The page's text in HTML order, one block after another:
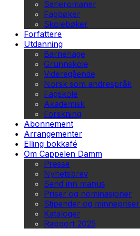
Serieromaner
Fagbøker
Skolebøker
Forfattere
Utdanning
Barnehage
Grunnskole
Videregående
Norsk som andrespråk
Fagskole
Akademisk
Forskning
Abonnement
Arrangementer
Elling bokkafé
Om Cappelen Damm
Presse
Nyhetsbrev
Send inn manus
Priser og nominasjoner
Stipender og minnepriser
Kataloger
Rapport 2025